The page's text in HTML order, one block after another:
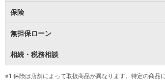
スマホ保険
傷害保険
介護保険
カード
クレジットカード
デビットカード
インターネットバンキング
保険
無担保ローン
相続・税務相談
※1 保険は店舗によって取扱商品が異なります。特定の商品